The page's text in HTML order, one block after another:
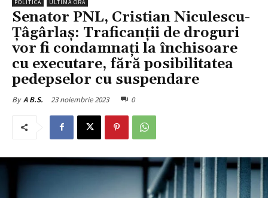
POLITICĂ ULTIMA ORĂ
Senator PNL, Cristian Niculescu-
Țâgârlaș: Traficanții de droguri
vor fi condamnați la închisoare
cu executare, fără posibilitatea
pedepselor cu suspendare
By A B.S. 23 noiembrie 2023 0